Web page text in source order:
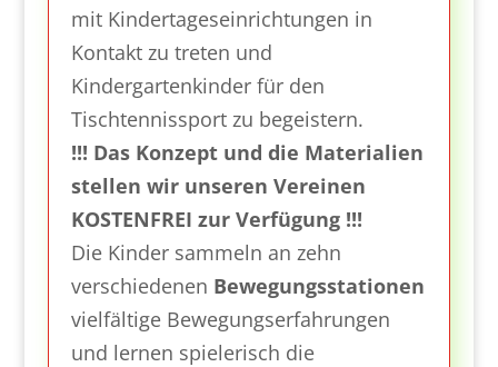
mit Kindertageseinrichtungen in
Kontakt zu treten und
Kindergartenkinder für den
Tischtennissport zu begeistern.
!!! Das Konzept und die Materialien
stellen wir unseren Vereinen
KOSTENFREI zur Verfügung !!!
Die Kinder sammeln an zehn
verschiedenen Bewegungsstationen
vielfältige Bewegungserfahrungen
und lernen spielerisch die